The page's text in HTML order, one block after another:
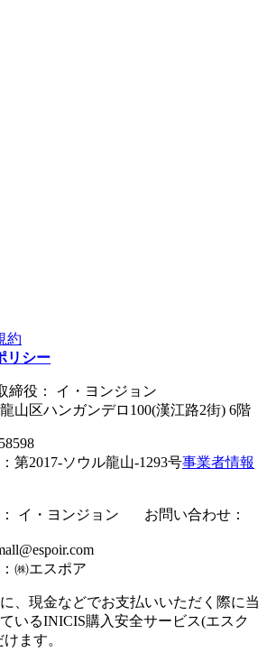
約
リシー
役： イ・ヨンジョン
山区ハンガンデロ100(漢江路2街) 6階
第2017-ソウル龍山-1293号事業者情報
イ・ヨンジョン お問い合わせ：
㈱エスポア
、現金などでお支払いいただく際に当
いるINICIS購入安全サービス(エスク
けます。